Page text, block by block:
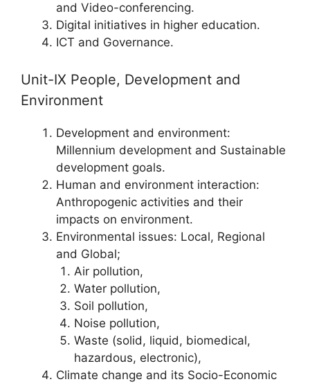
and Video-conferencing.
Digital initiatives in higher education.
ICT and Governance.
Unit-IX People, Development and
Environment
Development and environment:
Millennium development and Sustainable
development goals.
Human and environment interaction:
Anthropogenic activities and their
impacts on environment.
Environmental issues: Local, Regional
and Global;
Air pollution,
Water pollution,
Soil pollution,
Noise pollution,
Waste (solid, liquid, biomedical,
hazardous, electronic),
Climate change and its Socio-Economic